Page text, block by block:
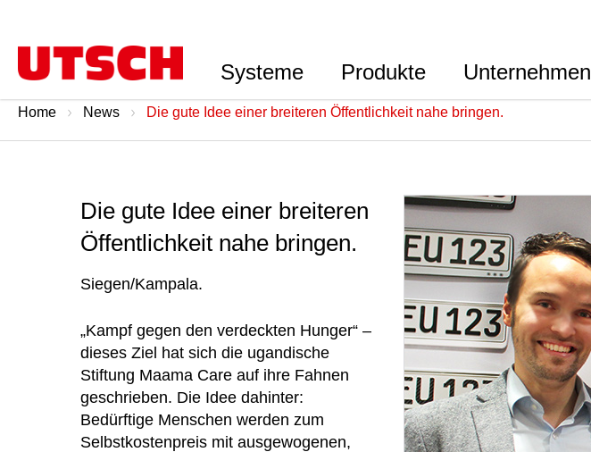
Systeme Produkte Unternehmen
Home News Die gute Idee einer breiteren Öffentlichkeit nahe bringen.
Die gute Idee einer breiteren
Öffentlichkeit nahe bringen.
Siegen/Kampala.
„Kampf gegen den verdeckten Hunger“ –
dieses Ziel hat sich die ugandische
Stiftung Maama Care auf ihre Fahnen
geschrieben. Die Idee dahinter:
Bedürftige Menschen werden zum
Selbstkostenpreis mit ausgewogenen,